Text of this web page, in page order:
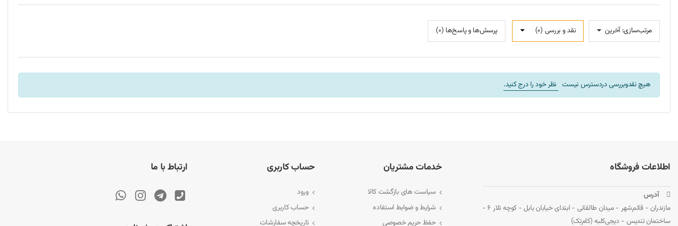
نقد و بررسی‌‌ (0) پرسش‌ها و پاسخ‌ها (0) مرتب‌سازی: آخرین
هیچ نقدوبررسی دردسترس نیست نظر خود را درج کنید.
اطلاعات فروشگاه
 آدرس
مازندران - قائم‌شهر - میدان طالقانی - ابتدای خیابان بابل - کوچه تلار 6 -
ساختمان تندیس - دیجی‌کلبه (کام‌تِک)
خدمات مشتریان
سیاست های بازگشت کالا
شرایط و ضوابط استفاده
حفظ حریم خصوصی
حساب کاربری
ورود
حساب کاربری
تاریخچه سفارشات
ارتباط با ما